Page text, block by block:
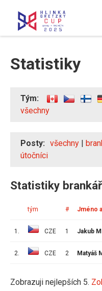
Statistiky
Tým:
všechny
Posty: všechny |
útočníci
Statistiky
tým # Jméno
1. CZE 1 Jakub
2. CZE 2 Matyáš
Zobrazuji nejlepších 5.